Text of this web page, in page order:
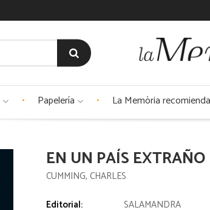
Papelería La Memòria recomienda
EN UN PAÍS EXTRAÑO
CUMMING, CHARLES
Editorial:
SALAMANDRA